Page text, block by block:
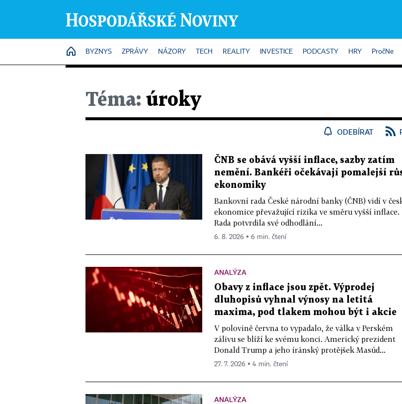
HOME
BYZNYS ZPRÁVY NÁZORY TECH REALITY INVESTICE PODCASTY HRY PročNe
Téma: úroky
ODEBÍRAT
ČNB se obává vyšší inflace, sazby zatím
nemění. Bankéři očekávají pomalejší
ekonomiky
Bankovní rada České národní banky (ČNB) vidí v
ekonomice převažující rizika ve směru vyšší inflace.
Rada potvrdila své odhodlání...
6. 8. 2026 ▪ 6 min. čtení
ANALÝZA
Obavy z inflace jsou zpět. Výprodej
dluhopisů vyhnal výnosy na letitá
maxima, pod tlakem mohou být i akcie
V polovině června to vypadalo, že válka v Perském
zálivu se blíží ke svému konci. Americký prezident
Donald Trump a jeho íránský protějšek Masúd...
27. 7. 2026 ▪ 4 min. čtení
ANALÝZA